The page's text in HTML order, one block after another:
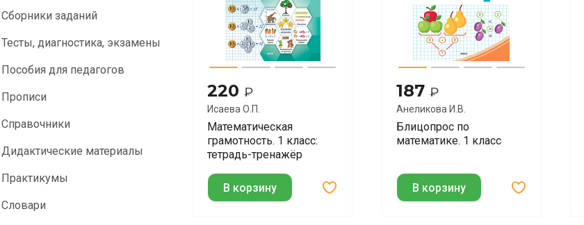
Сборники заданий
Тесты, диагностика, экзамены
Пособия для педагогов
Прописи
Справочники
Дидактические материалы
Практикумы
Словари
220₽
Исаева О.П.
Математическая
грамотность. 1 класс:
тетрадь-тренажёр
В корзину
187 ₽
Анеликова И.В.
Блицопрос по
математике. 1 класс
В корзину